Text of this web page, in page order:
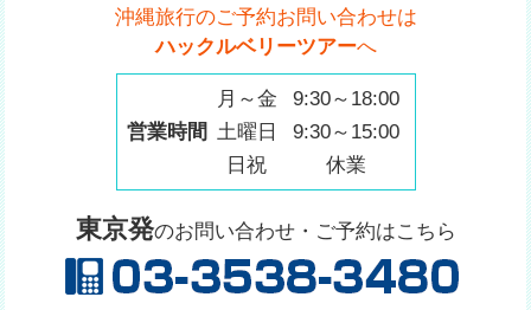
沖縄旅行のご予約お問い合わせは
ハックルベリーツアーへ
営業時間
月～金
9:30～18:00
土曜日
9:30～15:00
日祝
休業
東京発のお問い合わせ・ご予約はこちら